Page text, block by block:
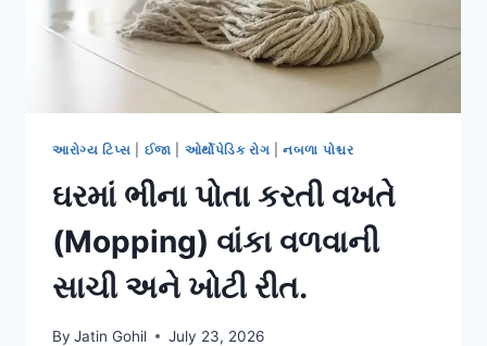
આરોગ્ય ટિપ્સ ઈજા ઓર્થોપેડિક રોગ |નબળા પોશ્ચર
ઘરમાં ભીના પોતા કરતી વખતે
(Mopping) વાંકા વળવાની
સાચી અને ખોટી રીત.
By Jatin Gohil July 23, 2026